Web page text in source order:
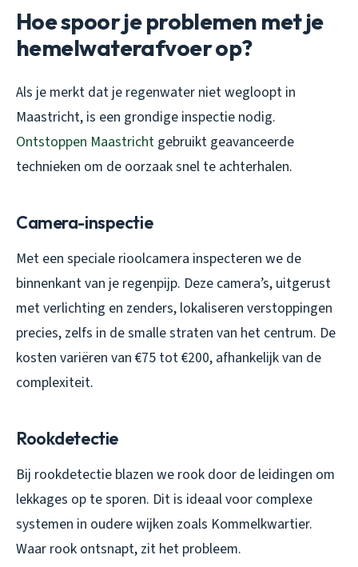
Hoe spoor je problemen met je
hemelwaterafvoer op?
Als je merkt dat je regenwater niet wegloopt in
Maastricht, is een grondige inspectie nodig.
Ontstoppen Maastricht gebruikt geavanceerde
technieken om de oorzaak snel te achterhalen.
Camera-inspectie
Met een speciale rioolcamera inspecteren we de
binnenkant van je regenpijp. Deze camera’s, uitgerust
met verlichting en zenders, lokaliseren verstoppingen
precies, zelfs in de smalle straten van het centrum. De
kosten variëren van €75 tot €200, afhankelijk van de
complexiteit.
Rookdetectie
Bij rookdetectie blazen we rook door de leidingen om
lekkages op te sporen. Dit is ideaal voor complexe
systemen in oudere wijken zoals Kommelkwartier.
Waar rook ontsnapt, zit het probleem.